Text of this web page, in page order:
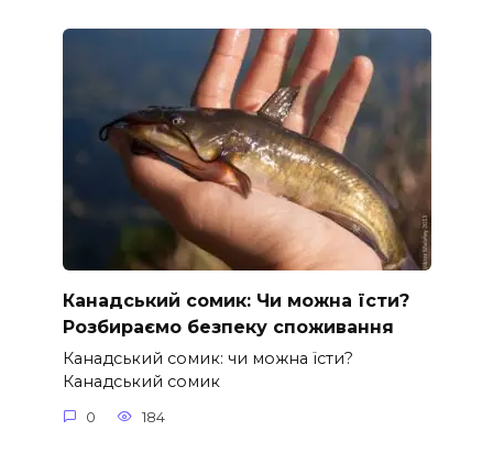
Канадський сомик: Чи можна їсти?
Розбираємо безпеку споживання
Канадський сомик: чи можна їсти?
Канадський сомик
0 184